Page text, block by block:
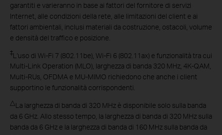
garantiti e varieranno in base ai fattori del fornitore di servizi
Internet, alle condizioni della rete, alle limitazioni del client e ai
fattori ambientali, inclusi materiali da costruzione, ostacoli, volume
e densità del traffico e posizione.
‡L'uso di Wi-Fi 7 (802.11be), Wi-Fi 6 (802.11ax) e funzionalità tra cui
Multi-Link Operation (MLO), larghezza di banda 320 MHz, 4K-QAM,
Multi-RUs, OFDMA e MU-MIMO richiedono che anche i client
supportino le funzionalità corrispondenti.
△La larghezza di banda di 320 MHz è disponibile solo sulla banda
da 6 GHz. Allo stesso tempo, la larghezza di banda di 320 MHz sulla
banda da 6 GHz e la larghezza di banda di 160 MHz sulla banda da